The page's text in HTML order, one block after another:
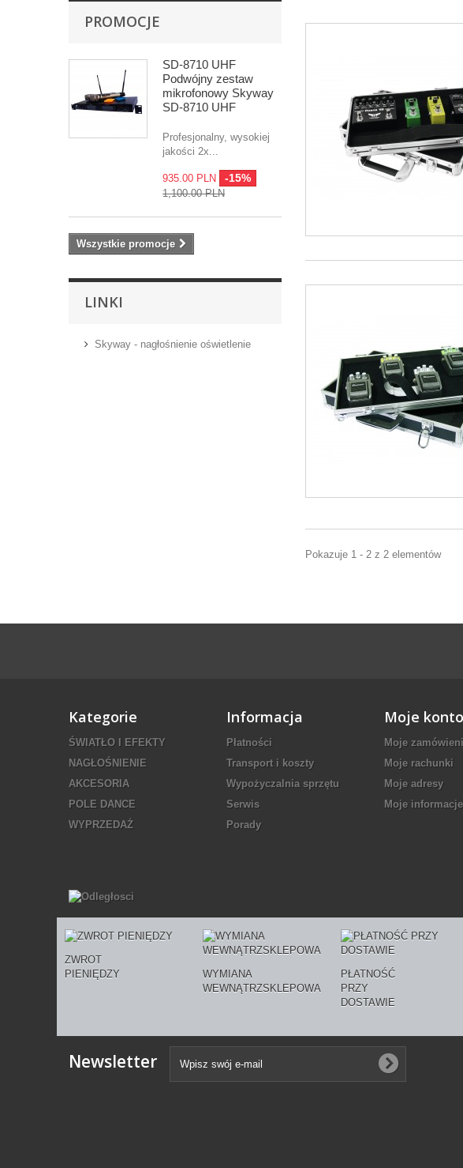
PROMOCJE
SD-8710 UHF
Podwójny zestaw
mikrofonowy Skyway
SD-8710 UHF
Profesjonalny, wysokiej
jakości 2x...
935.00 PLN -15%
1,100.00 PLN
Wszystkie promocje
LINKI
Skyway - nagłośnienie oświetlenie
Pokazuje 1 - 2 z 2 elementów
Kategorie
ŚWIATŁO I EFEKTY
NAGŁOŚNIENIE
AKCESORIA
POLE DANCE
WYPRZEDAŻ
Informacja
Płatności
Transport i koszty
Wypożyczalnia sprzętu
Serwis
Porady
Moje konto
Moje
Moje rachunki
Moje adresy
Moje
ZWROT
PIENIĘDZY
WYMIANA
WEWNĄTRZSKLEPOWA
PŁATNOŚĆ
PRZY
DOSTAWIE
Newsletter